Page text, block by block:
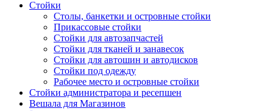
Стойки
Столы, банкетки и островные стойки
Прикассовые стойки
Стойки для автозапчастей
Стойки для тканей и занавесок
Стойки для автошин и автодисков
Стойки под одежду
Рабочее место и островные стойки
Стойки администратора и ресепшен
Вешала для Магазинов